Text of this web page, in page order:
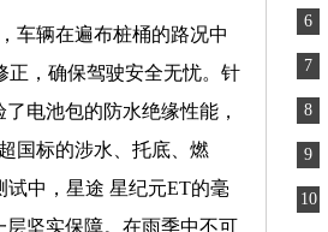
车辆在遍布桩桶的路况中
正，确保驾驶安全无忧。针
电池包的防水绝缘性能，
国标的涉水、托底、燃
中，星途 星纪元ET的毫
坚实保障。在雨季中不可